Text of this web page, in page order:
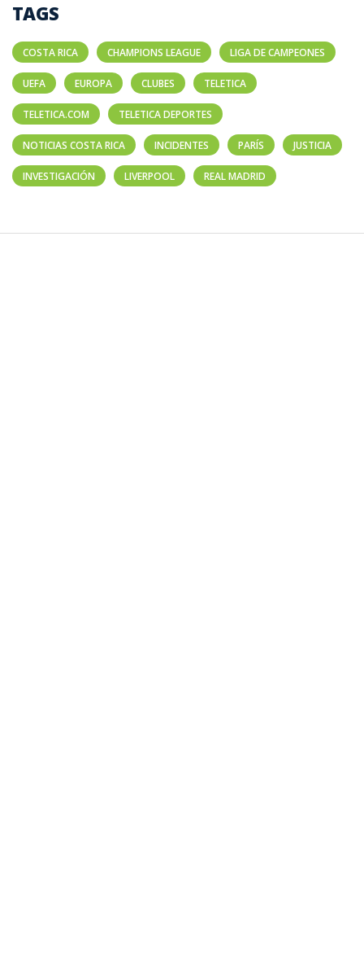
TAGS
COSTA RICA CHAMPIONS LEAGUE LIGA DE CAMPEONES
UEFA EUROPA CLUBES TELETICA
TELETICA.COM TELETICA DEPORTES
NOTICIAS COSTA RICA INCIDENTES PARÍS JUSTICIA
INVESTIGACIÓN LIVERPOOL REAL MADRID